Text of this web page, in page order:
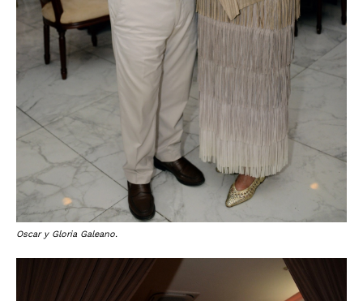
Oscar y Gloria Galeano.